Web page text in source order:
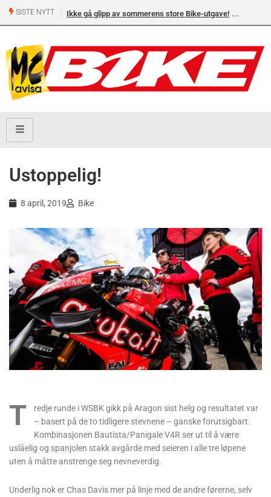
SISTE NYTT Ikke gå glipp av sommerens store Bike-utgave!
Ustoppelig!
8 april, 2019 Bike
T
redje runde i WSBK gikk på Aragon sist helg og resultatet var
– basert på de to tidligere stevnene – ganske forutsigbart.
Kombinasjonen Bautista/Panigale V4R ser ut til å være
uslåelig og spanjolen stakk avgårde med seieren i alle tre løpene
uten å måtte anstrenge seg nevneverdig.
Underlig nok er Chas Davis mer på linje med de andre førerne, selv